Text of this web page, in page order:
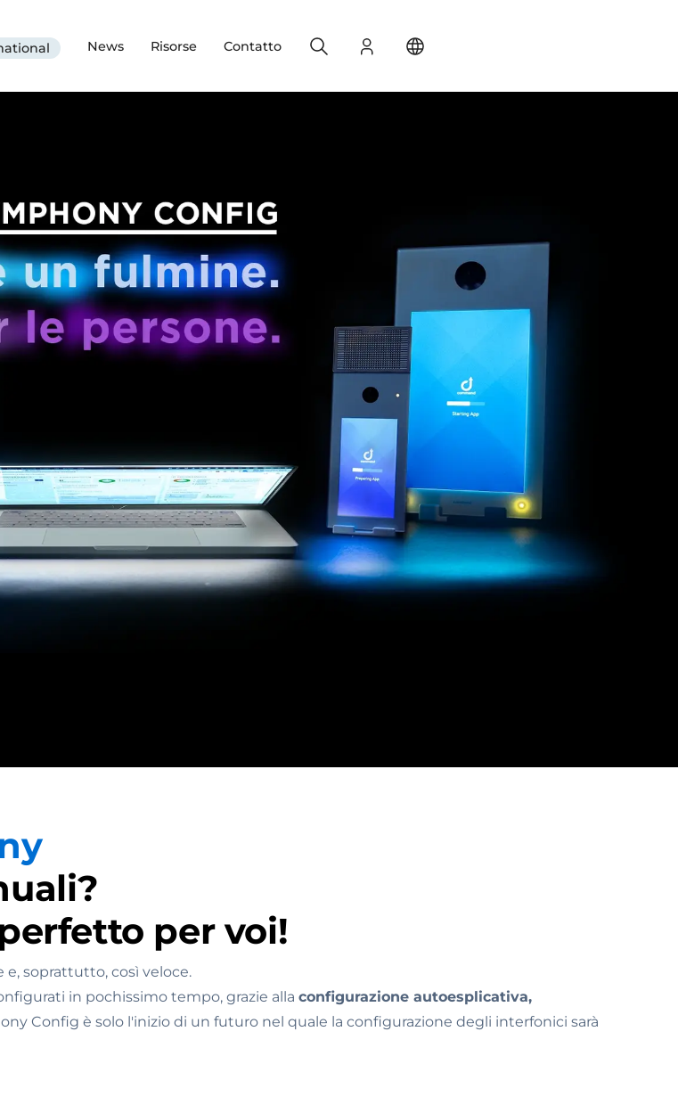
News Risorse Contatto Accedi
Search
per voi!
soprattutto, così veloce.
in pochissimo tempo, grazie alla configurazione autoesplicativa,
Config è solo l'inizio di un futuro nel quale la configurazione degli interfonici sarà